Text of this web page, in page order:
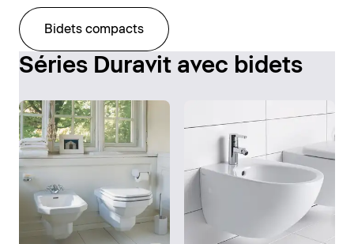
Bidets compacts
Séries Duravit avec bidets